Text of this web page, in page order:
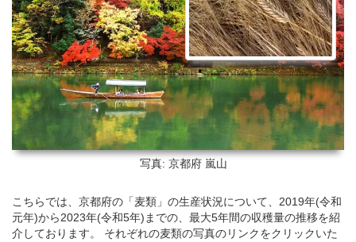
写真: 京都府 嵐山
こちらでは、京都府の「麦類」の生産状況について、2019年(令和
元年)から2023年(令和5年)までの、最大5年間の収穫量の推移を紹
介しております。 それぞれの麦類の写真のリンクをクリックいた